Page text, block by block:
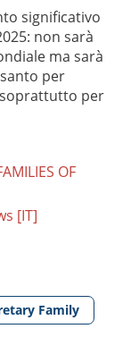
significativo
non sarà
ma sarà
per
per
OF
[IT]
Family